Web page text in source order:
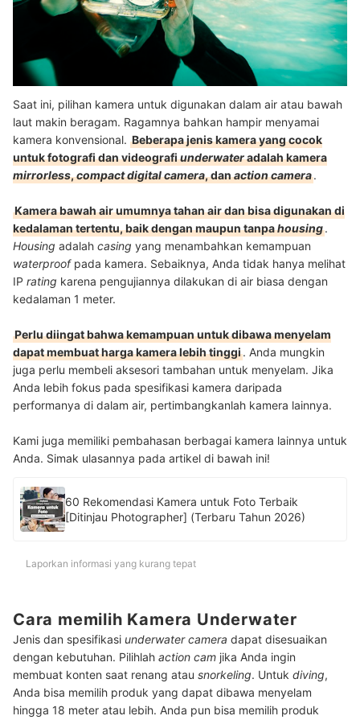
Saat ini, pilihan kamera untuk digunakan dalam air atau bawah
laut makin beragam. Ragamnya bahkan hampir menyamai
kamera konvensional. Beberapa jenis kamera yang cocok
untuk fotografi dan videografiunderwateradalah kamera
mirrorless,compact digital camera, danaction camera.
Kamera bawah air umumnya tahan air dan bisa digunakan di
kedalaman tertentu, baik dengan maupun tanpahousing.
Housing adalah casing yang menambahkan kemampuan
waterproofpada kamera. Sebaiknya, Anda tidak hanya melihat
IP rating karena pengujiannya dilakukan di air biasa dengan
kedalaman 1 meter.
Perlu diingat bahwa kemampuan untuk dibawa menyelam
dapat membuat harga kamera lebih tinggi. Anda mungkin
juga perlu membeli aksesori tambahan untuk menyelam. Jika
Anda lebih fokus pada spesifikasi kamera daripada
performanya di dalam air, pertimbangkanlah kamera lainnya.
Kami juga memiliki pembahasan berbagai kamera lainnya untuk
Anda. Simak ulasannya pada artikel di bawah ini!
60 Rekomendasi Kamera untuk Foto Terbaik
[Ditinjau Photographer] (Terbaru Tahun 2026)
Laporkan informasi yang kurang tepat
Cara memilih Kamera Underwater
Jenis dan spesifikasi underwater camera dapat disesuaikan
dengan kebutuhan. Pilihlah action cam jika Anda ingin
membuat konten saat renang atau snorkeling. Untuk diving,
Anda bisa memilih produk yang dapat dibawa menyelam
hingga 18 meter atau lebih. Anda pun bisa memilih produk